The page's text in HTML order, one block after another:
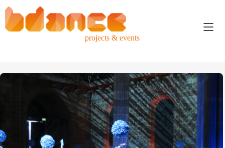
projects & events